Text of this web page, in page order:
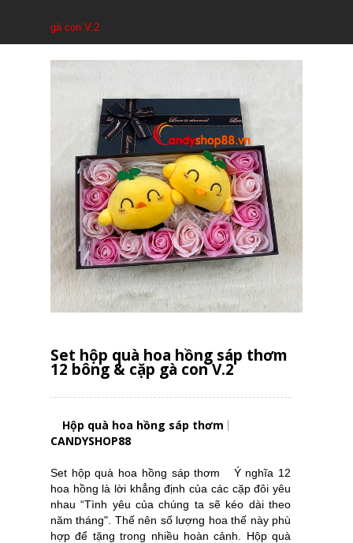
gà con V.2
Set hộp quà hoa hồng sáp thơm
12 bông & cặp gà con V.2
Hộp quà hoa hồng sáp thơm
CANDYSHOP88
Set hộp quà hoa hồng sáp thơm Ý nghĩa 12
hoa hồng là lời khẳng định của các cặp đôi yêu
nhau “Tình yêu của chúng ta sẽ kéo dài theo
năm tháng". Thế nên số lượng hoa thế này phù
hợp để tặng trong nhiều hoàn cảnh. Hộp quà